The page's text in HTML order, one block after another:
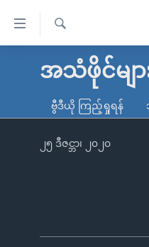
လွယ်ကူ
သည့်
မူလစာမျက်နှာ
ကမ္ဘာ့သတင်းများ
နိုင်ငံတကာ
ရ
အသံဖိုင်မျာ
ဗွီဒီယို ကြည့်ရှုရန်
၂၅ ဒီဇင္ဘာ၊ ၂၀၂၀